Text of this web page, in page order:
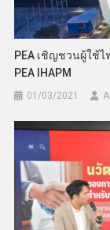
PEA เชิญชวนผู้ใช้ไ
PEA IHAPM
01/03/2021